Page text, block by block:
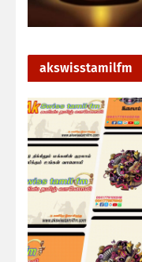
akswisstamilfm